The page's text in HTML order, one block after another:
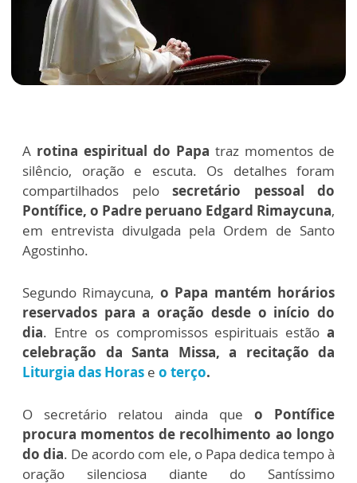
A rotina espiritual do Papa traz momentos de
silêncio, oração e escuta. Os detalhes foram
compartilhados pelosecretário pessoal do
Pontífice, o Padre peruano Edgard Rimaycuna,
em entrevista divulgada pela Ordem de Santo
Agostinho.
Segundo Rimaycuna, o Papa mantém horários
reservados para a oração desde o início do
dia. Entre os compromissos espirituais estão a
celebração da Santa Missa, a recitação da
Liturgia das Horas e o terço.
O secretário relatou ainda que o Pontífice
procura momentos de recolhimento ao longo
do dia. De acordo com ele, o Papa dedica tempo à
oração silenciosa diante do Santíssimo